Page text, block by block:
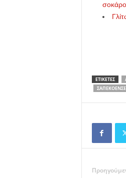
ΕΤΙΚΕΤΕΣ
ΣΑΠΕΚΟΈΝΣΕ